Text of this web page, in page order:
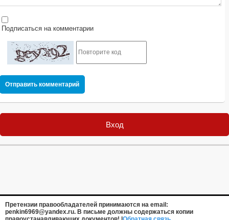
на комментарии
Отправить комментарий
Вход
Претензии правообладателей принимаются на email:
penkin6969@yandex.ru. В письме должны содержаться копии